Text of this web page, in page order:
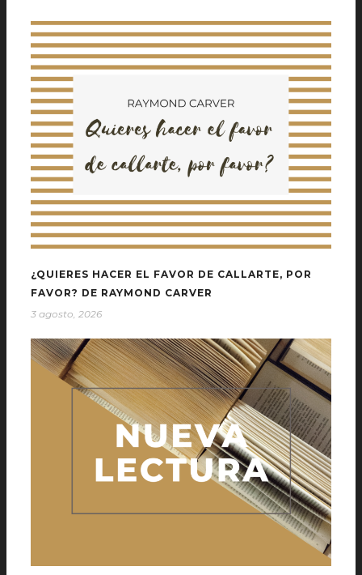
¿QUIERES HACER EL FAVOR DE CALLARTE, POR
FAVOR? DE RAYMOND CARVER
3 agosto, 2026